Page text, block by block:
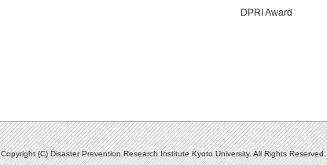
DPRI Award
Copyright (C) Disaster Prevention Research Institute Kyoto University. All Rights Reserved.